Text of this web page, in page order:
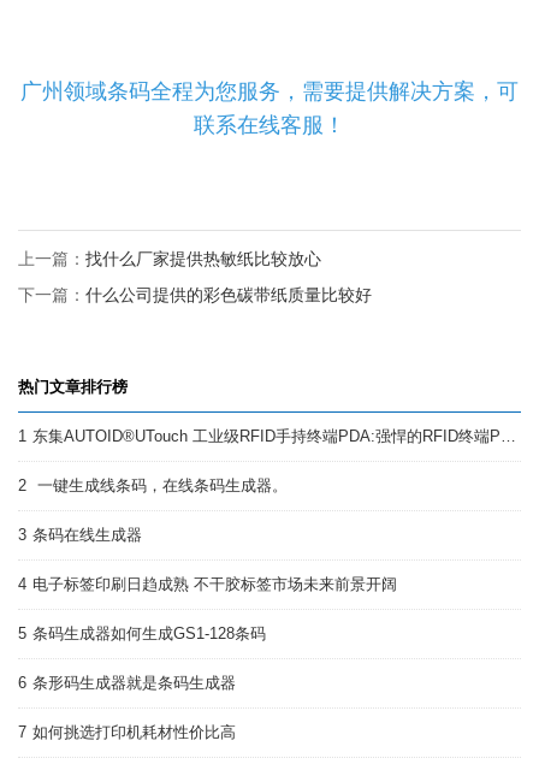
广州领域条码全程为您服务，需要提供解决方案，可
联系在线客服！
上一篇： 找什么厂家提供热敏纸比较放心
下一篇： 什么公司提供的彩色碳带纸质量比较好
热门文章排行榜
1 东集AUTOID®UTouch 工业级RFID手持终端PDA:强悍的RFID终端PDA
2 一键生成线条码，在线条码生成器。
3 条码在线生成器
4 电子标签印刷日趋成熟 不干胶标签市场未来前景开阔
5 条码生成器如何生成GS1-128条码
6 条形码生成器就是条码生成器
7 如何挑选打印机耗材性价比高